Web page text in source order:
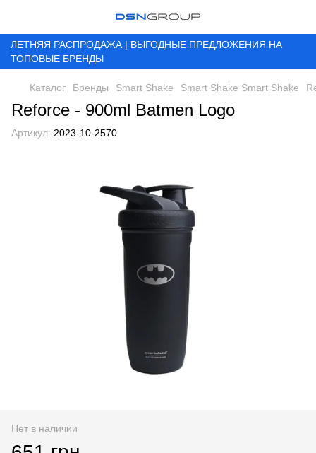
ЛЕТНЯЯ РАСПРОДАЖА | ВЫГОДНЫЕ ПРЕДЛОЖЕНИЯ НА
ТОПОВЫЕ БРЕНДЫ
Каталог Бренды Smart Shake Smart Shake Smart Shake
Reforce - 900ml Batmen Logo
Артикул: 2023-10-2570
Нет в наличии